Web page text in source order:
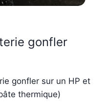
gonfler
gonfler sur un HP et
thermique)